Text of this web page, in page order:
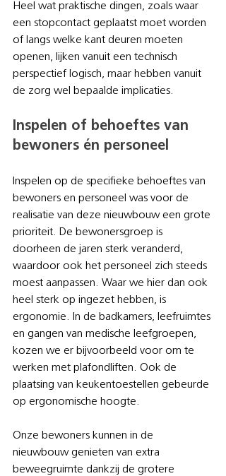
Heel wat praktische dingen, zoals waar
een stopcontact geplaatst moet worden
of langs welke kant deuren moeten
openen, lijken vanuit een technisch
perspectief logisch, maar hebben vanuit
de zorg wel bepaalde implicaties.
Inspelen of behoeftes van
bewoners én personeel
Inspelen op de specifieke behoeftes van
bewoners en personeel was voor de
realisatie van deze nieuwbouw een grote
prioriteit. De bewonersgroep is
doorheen de jaren sterk veranderd,
waardoor ook het personeel zich steeds
moest aanpassen. Waar we hier dan ook
heel sterk op ingezet hebben, is
ergonomie. In de badkamers, leefruimtes
en gangen van medische leefgroepen,
kozen we er bijvoorbeeld voor om te
werken met plafondliften. Ook de
plaatsing van keukentoestellen gebeurde
op ergonomische hoogte.
Onze bewoners kunnen in de
nieuwbouw genieten van extra
beweegruimte dankzij de grotere